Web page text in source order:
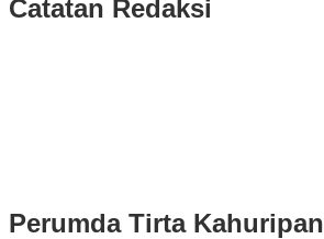
Catatan Redaksi
Perumda Tirta Kahuripan